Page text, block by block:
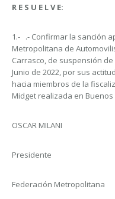
R E S U E L V E:
1.- .- Confirmar la sanción
Metropolitana de
Carrasco, de suspensión
Junio de 2022, por sus
hacia miembros de la
Midget realizada en Buenos
OSCAR MILANI
Presidente
Federación Metropolitana